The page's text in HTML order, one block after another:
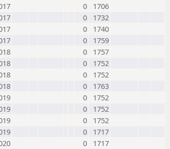
0
1706
0
1732
0
1740
0
1759
0
1757
0
1752
0
1752
0
1763
0
1752
0
1752
0
1752
0
1717
0
1717